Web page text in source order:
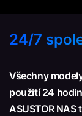
24/7
Všechny
použití 24
ASUSTOR